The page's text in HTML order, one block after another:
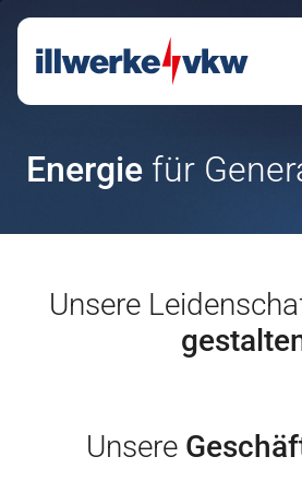
Energie für
Unsere
Unsere